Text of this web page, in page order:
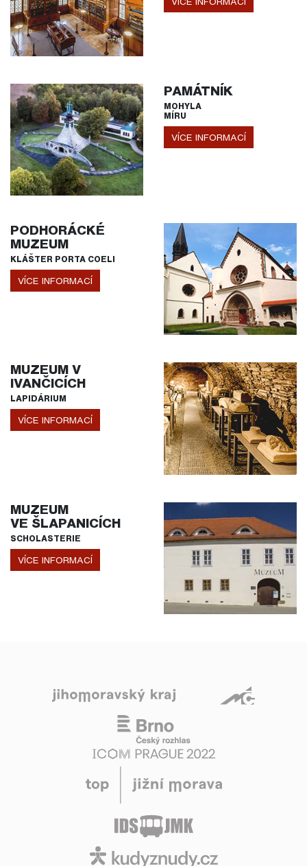
PAMÁTNÍK
MOHYLA
MÍRU
VÍCE INFORMACÍ
PODHORÁCKÉ
MUZEUM
KLÁŠTER PORTA COELI
VÍCE INFORMACÍ
MUZEUM V
IVANČICÍCH
LAPIDÁRIUM
VÍCE INFORMACÍ
MUZEUM
VE ŠLAPANICÍCH
SCHOLASTERIE
VÍCE INFORMACÍ